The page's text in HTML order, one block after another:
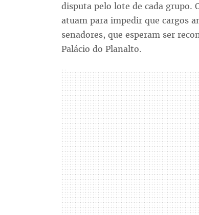
disputa pelo lote de cada grupo.
atuam para impedir que cargos
senadores, que esperam ser
Palácio do Planalto.